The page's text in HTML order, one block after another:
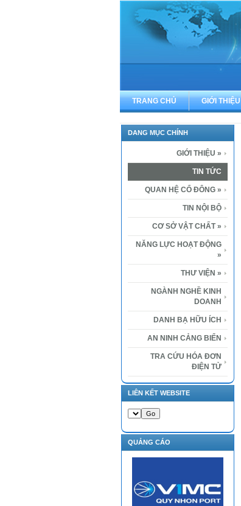
TRANG CHỦ GIỚI THIỆU
DANG MỤC CHÍNH
GIỚI THIỆU »
TIN TỨC
QUAN HỆ CỔ ĐÔNG »
TIN NỘI BỘ
CƠ SỞ VẬT CHẤT»
NĂNG LỰC HOẠT ĐỘNG
»
THƯ VIỆN »
NGÀNH NGHỀ KINH
DOANH
DANH BẠ HỮU ÍCH
AN NINH CẢNG BIỂN
TRA CỨU HÓA ĐƠN
ĐIỆN TỬ
LIÊN KẾT WEBSITE
QUẢNG CÁO